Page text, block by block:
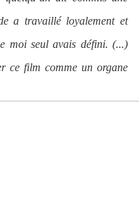
a travaillé loyalement et
moi seul avais défini. (...)
ce film comme un organe